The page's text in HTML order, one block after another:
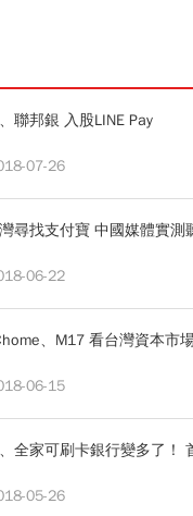
聯邦銀 入股LINE Pay
07-26
尋找支付寶 中國媒體實測
06-22
、M17 看台灣資本市
06-15
全家可刷卡銀行變多了！
05-26